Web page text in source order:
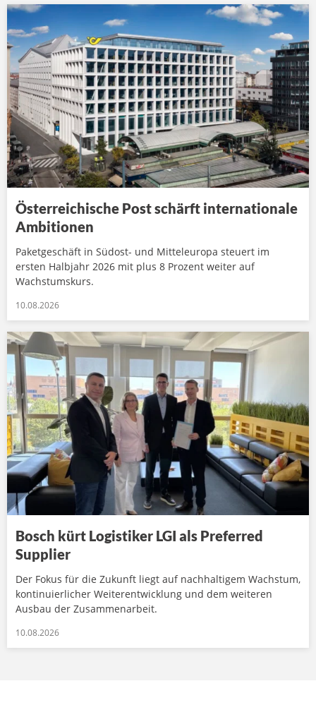
Österreichische Post schärft internationale
Ambitionen
Paketgeschäft in Südost- und Mitteleuropa steuert im
ersten Halbjahr 2026 mit plus 8 Prozent weiter auf
Wachstumskurs.
10.08.2026
Bosch kürt Logistiker LGI als Preferred
Supplier
Der Fokus für die Zukunft liegt auf nachhaltigem Wachstum,
kontinuierlicher Weiterentwicklung und dem weiteren
Ausbau der Zusammenarbeit.
10.08.2026